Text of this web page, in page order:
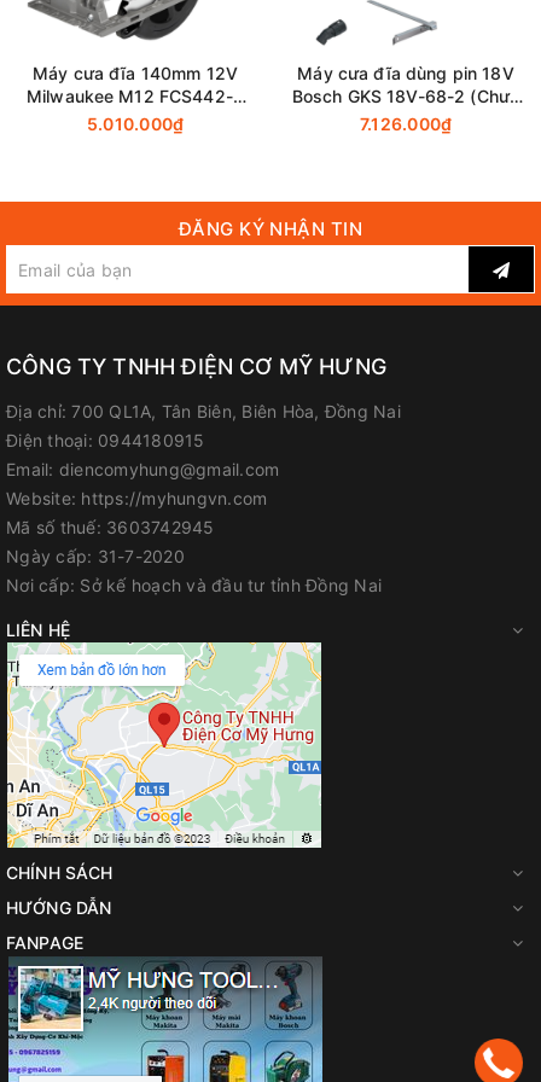
Đồng Nai
Địa chỉ: 700 Quốc lộ 1A, Tân Biên, Biên Hòa, Đồng Nai
myhungvn.com
Gmail: makitadongnai@gmail.com
Máy cưa đĩa 140mm 12V
Milwaukee M12 FCS442-0
(Chưa Pin & Sạc)
5.010.000₫
Máy cưa đĩa dùng pin 18V
Bosch GKS 18V-68-2 (Chưa
Pin & Sạc) 190mm
7.126.000₫
ĐĂNG KÝ NHẬN TIN
CÔNG TY TNHH ĐIỆN CƠ MỸ HƯNG
Địa chỉ: 700 QL1A, Tân Biên, Biên Hòa, Đồng Nai
Điện thoại: 0944180915
Email: diencomyhung@gmail.com
Website: https://myhungvn.com
Mã số thuế: 3603742945
Ngày cấp: 31-7-2020
Nơi cấp: Sở kế hoạch và đầu tư tỉnh Đồng Nai
LIÊN HỆ
CHÍNH SÁCH
HƯỚNG DẪN
FANPAGE